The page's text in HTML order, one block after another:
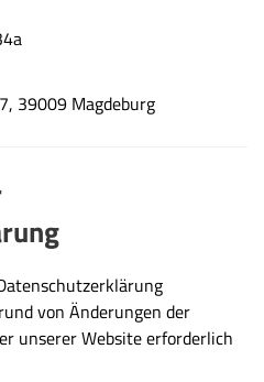
39009 Magdeburg
von Änderungen der
unserer Website erforderlich